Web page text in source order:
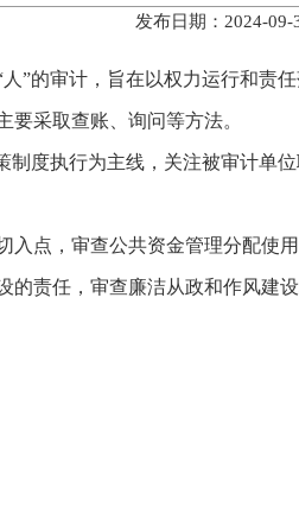
发布日期：2024-
”的审计，旨在以权力运行和责
要采取查账、询问等方法。
制度执行为主线，关注被审计单
入点，审查公共资金管理分配使
的责任，审查廉洁从政和作风建